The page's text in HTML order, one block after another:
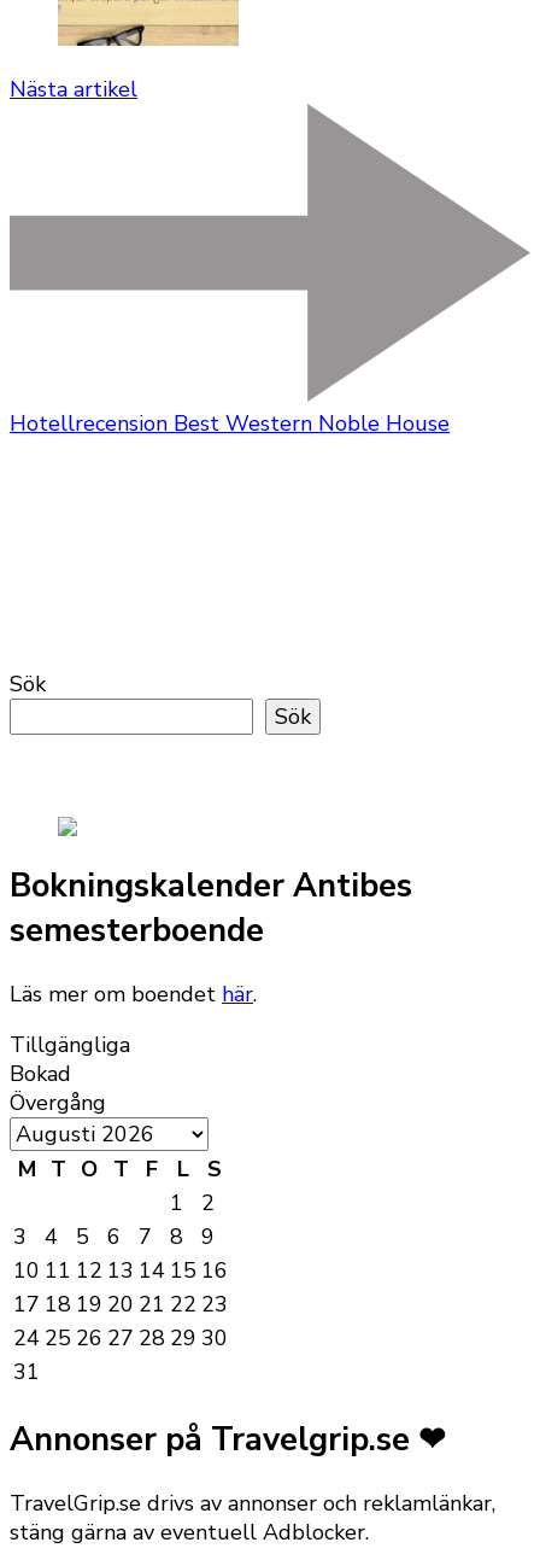
Nästa artikel
Hotellrecension Best Western Noble House
Sök
Sök
Bokningskalender Antibes
semesterboende
Läs mer om boendet här.
Tillgängliga
Bokad
Övergång
M T O T F L
S
1
2
3
4 5 6 7 8
9
10 11 12 13 14 15 16
17 18 19 20 21 22 23
24 25 26 27 28 29 30
31
Annonser på Travelgrip.se ❤
TravelGrip.se drivs av annonser och reklamlänkar,
stäng gärna av eventuell Adblocker.